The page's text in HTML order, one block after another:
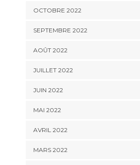
OCTOBRE 2022
SEPTEMBRE 2022
AOÛT 2022
JUILLET 2022
JUIN 2022
MAI 2022
AVRIL 2022
MARS 2022